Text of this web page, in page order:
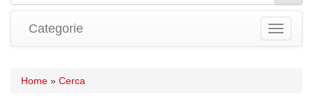
Toggle
Categorie
Home » Cerca